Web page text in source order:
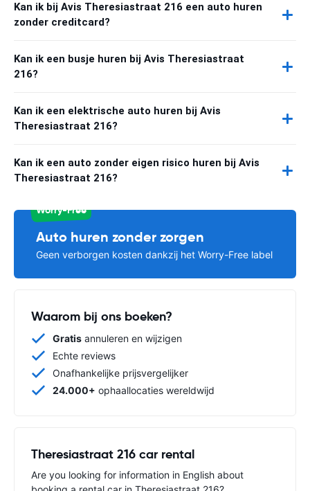
Kan ik bij Avis Theresiastraat 216 een auto huren
zonder creditcard?
Kan ik een busje huren bij Avis Theresiastraat
216?
Kan ik een elektrische auto huren bij Avis
Theresiastraat 216?
Kan ik een auto zonder eigen risico huren bij Avis
Theresiastraat 216?
Worry-Free
Auto huren zonder zorgen
Geen verborgen kosten dankzij het Worry-Free label
Waarom bij ons boeken?
Gratis annuleren en wijzigen
Echte reviews
Onafhankelijke prijsvergelijker
24.000+ ophaallocaties wereldwijd
Theresiastraat 216 car rental
Are you looking for information in English about